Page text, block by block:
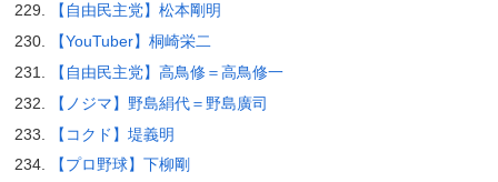
【自由民主党】松本剛明
【YouTuber】桐崎栄二
【自由民主党】高鳥修＝高鳥修一
【ノジマ】野島絹代＝野島廣司
【コクド】堤義明
【プロ野球】下柳剛